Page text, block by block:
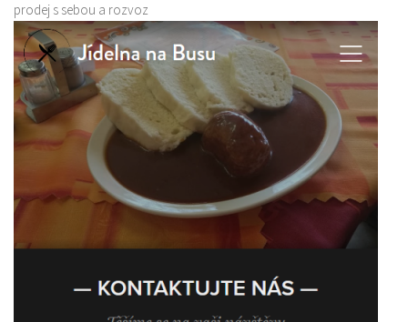
prodej s sebou a rozvoz